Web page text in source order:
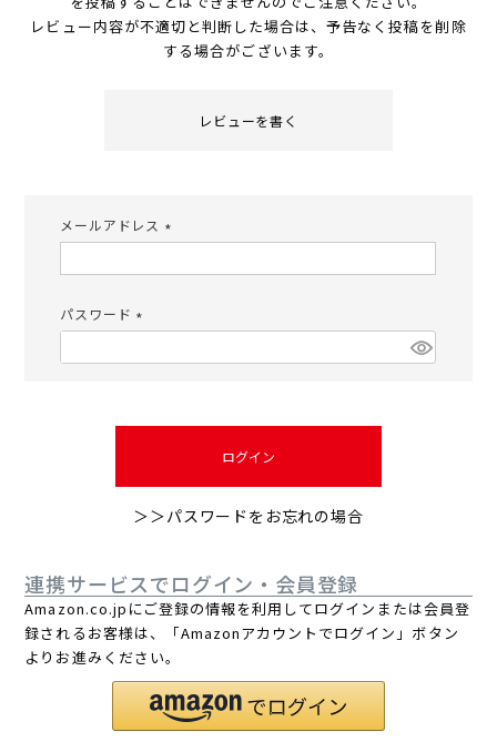
レビュー内容が不適切と判断した場合は、予告なく投稿を削除
する場合がございます。
レビューを書く
メールアドレス
須)
パスワード
須)
ログイン
＞＞パスワードをお忘れの場合
連携サービスでログイン・会員登録
Amazon.co.jpにご登録の情報を利用してログインまたは会員登
録されるお客様は、「Amazonアカウントでログイン」ボタン
よりお進みください。